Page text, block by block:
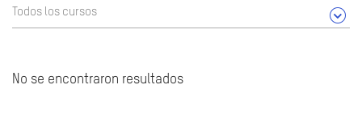
Todos los cursos
No se encontraron resultados